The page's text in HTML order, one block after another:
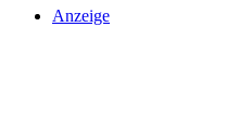
Anzeige